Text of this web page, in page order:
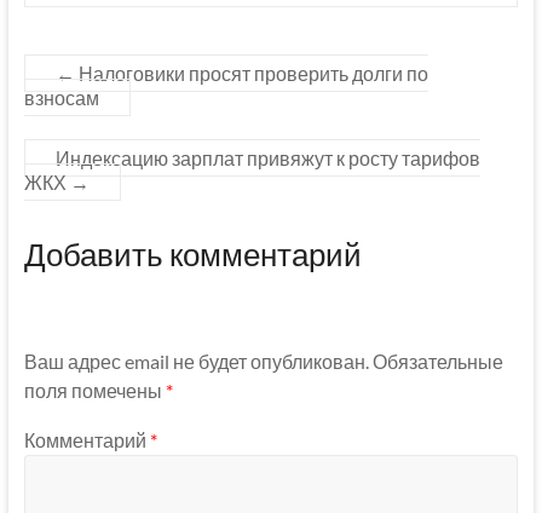
← Налоговики просят проверить долги по
взносам
Индексацию зарплат привяжут к росту тарифов
ЖКХ →
Добавить комментарий
Ваш адрес email не будет опубликован. Обязательные
поля помечены *
Комментарий *